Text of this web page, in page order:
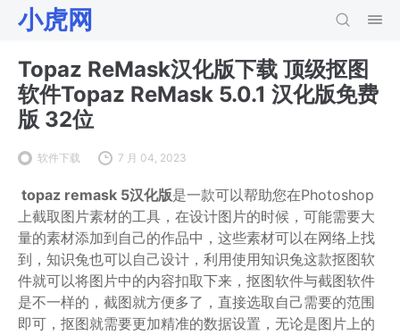
小虎网
Topaz ReMask汉化版下载 顶级抠图
软件Topaz ReMask 5.0.1 汉化版免费
版 32位
软件下载 7 月 04, 2023
topaz remask 5汉化版是一款可以帮助您在Photoshop
上截取图片素材的工具，在设计图片的时候，可能需要大
量的素材添加到自己的作品中，这些素材可以在网络上找
到，知识兔也可以自己设计，利用使用知识兔这款抠图软
件就可以将图片中的内容扣取下来，抠图软件与截图软件
是不一样的，截图就方便多了，直接选取自己需要的范围
即可，抠图就需要更加精准的数据设置，无论是图片上的